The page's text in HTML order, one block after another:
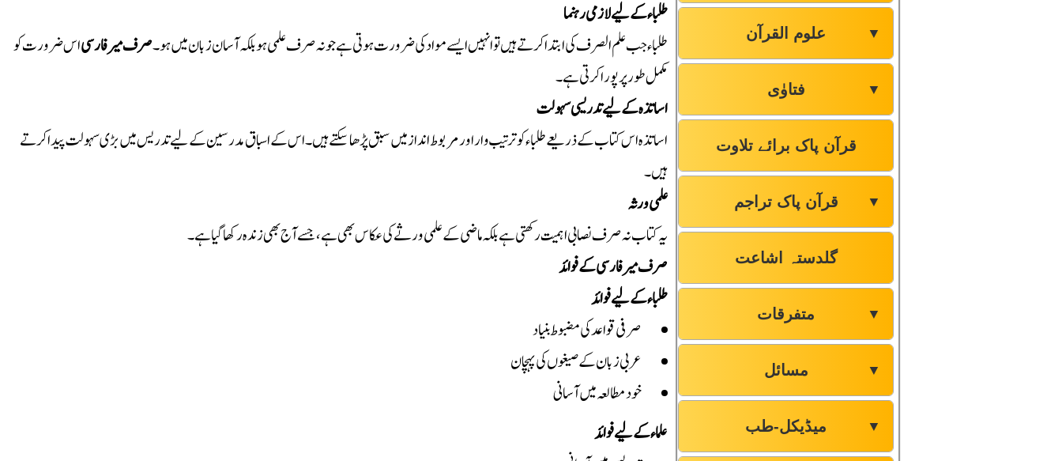
طلباء کے لیے لازمی رہنما
طلباء جب علم الصرف کی ابتدا کرتے ہیں تو انہیں ایسے مواد کی ضرورت ہوتی ہے جو نہ صرف علمی ہو بلکہ آسان زبان میں ہو۔صرف میر فارسیاس ضرورت کو
مکمل طور پر پورا کرتی ہے۔
اساتذہ کے لیے تدریسی سہولت
اساتذہ اس کتاب کے ذریعے طلباء کو ترتیب وار اور مربوط انداز میں سبق پڑھا سکتے ہیں۔ اس کے اسباق مدرسین کے لیے تدریس میں بڑی سہولت پیدا کرتے
ہیں۔
علمی ورثہ
یہ کتاب نہ صرف نصابی اہمیت رکھتی ہے بلکہ ماضی کے علمی ورثے کی عکاس بھی ہے، جسے آج بھی زندہ رکھا گیا ہے۔
صرف میر فارسی کے فوائد
طلباء کے لیے فوائد
صرفی قواعد کی مضبوط بنیاد
عربی زبان کے صیغوں کی پہچان
خود مطالعہ میں آسانی
علماء کے لیے فوائد
علوم القرآن ▼
فتاوٰی ▼
قرآن پاک برائے تلاوت
قرآن پاک تراجم ▼
گلدستہ اشاعت
متفرقات ▼
مسائل ▼
میڈیکل-طب ▼